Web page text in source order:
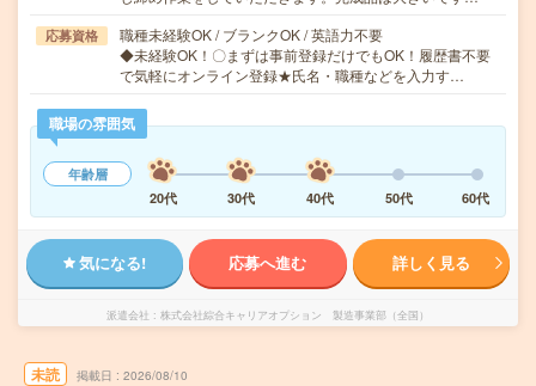
応募資格
職種未経験OK / ブランクOK / 英語力不要
◆未経験OK！〇まずは事前登録だけでもOK！履歴書不要
で気軽にオンライン登録★氏名・職種などを入力す…
職場の雰囲気
年齢層
20代
30代 40代 50代 60代
気になる! 応募へ進む 詳しく見る
派遣会社 株式会社綜合キャリアオプション 製造事業部（全国）
未読 掲載日 2026/08/10